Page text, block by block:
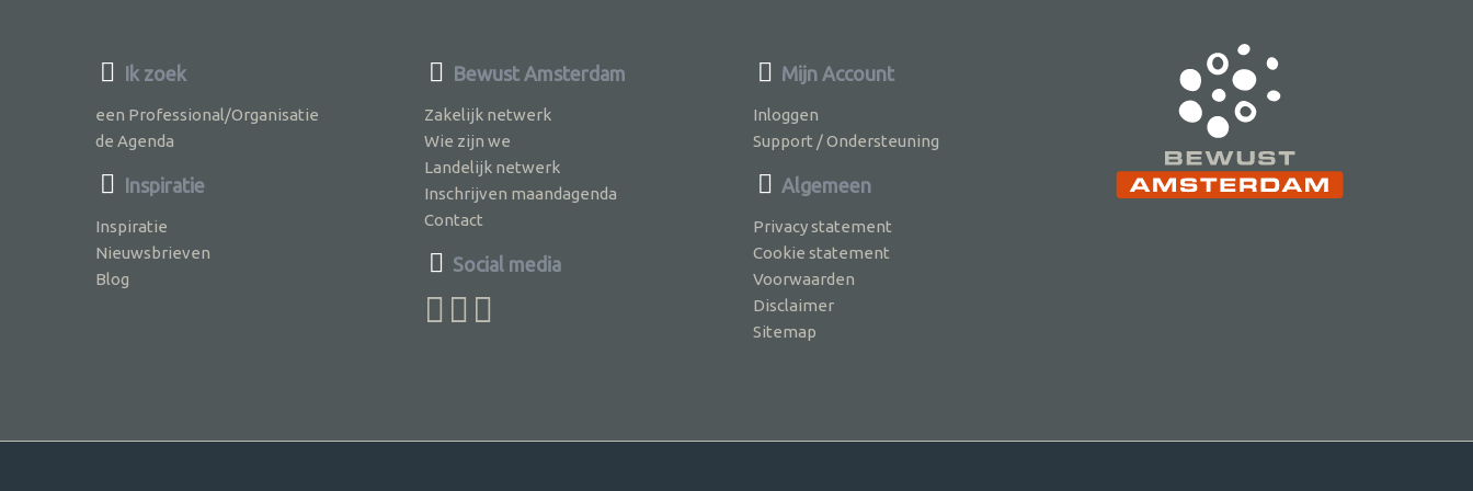
Ik zoek
een Professional/Organisatie
de Agenda
Inspiratie
Inspiratie
Nieuwsbrieven
Blog
Bewust Amsterdam
Zakelijk netwerk
Wie zijn we
Landelijk netwerk
Inschrijven maandagenda
Contact
Social media
Mijn Account
Inloggen
Support / Ondersteuning
Algemeen
Privacy statement
Cookie statement
Voorwaarden
Disclaimer
Sitemap